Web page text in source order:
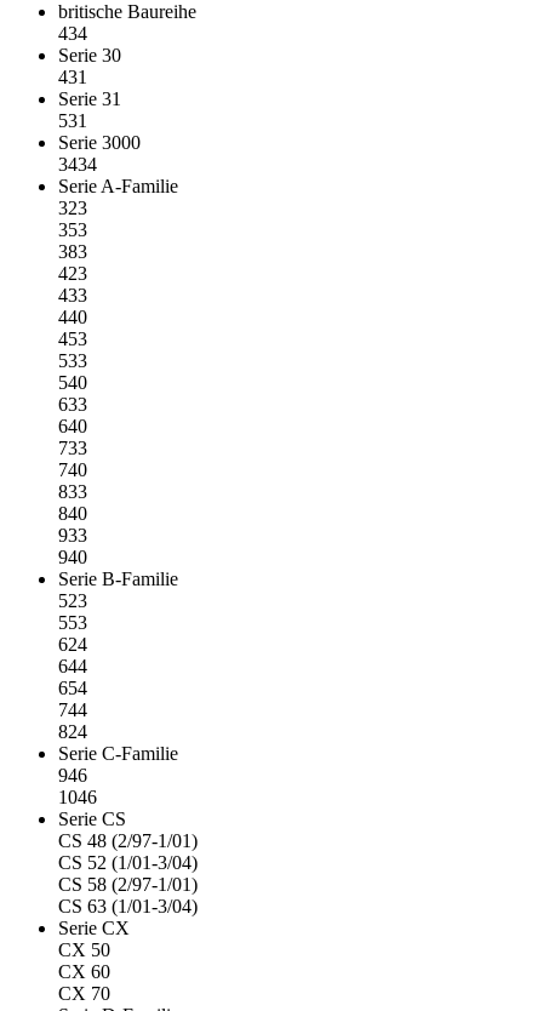
britische Baureihe
434
Serie 30
431
Serie 31
531
Serie 3000
3434
Serie A-Familie
323
353
383
423
433
440
453
533
540
633
640
733
740
833
840
933
940
Serie B-Familie
523
553
624
644
654
744
824
Serie C-Familie
946
1046
Serie CS
CS 48 (2/97-1/01)
CS 52 (1/01-3/04)
CS 58 (2/97-1/01)
CS 63 (1/01-3/04)
Serie CX
CX 50
CX 60
CX 70